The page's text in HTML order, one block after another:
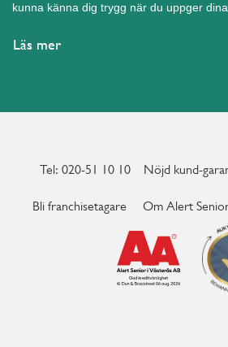
kunna känna dig trygg när du uppger
Läs mer
Tel: 020-51 10 10 Nöjd kund-
Bli franchisetagare Om Alert